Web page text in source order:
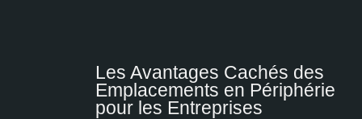
Les Avantages Cachés des
Emplacements en Périphérie
pour les Entreprises